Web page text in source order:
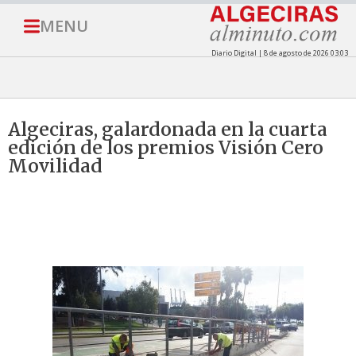
MENU
Diario Digital | 8 de agosto de 2026 03:03
Algeciras, galardonada en la cuarta
edición de los premios Visión Cero
Movilidad